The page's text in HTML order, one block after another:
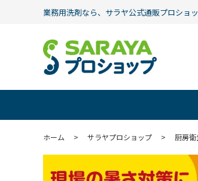
業務用洗剤なら、サラヤ公式通販プロショ
ホーム > サラヤプロショップ > 厨房